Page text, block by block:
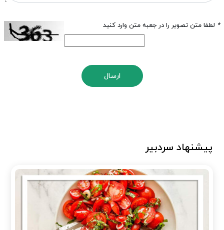
* لطفا متن تصویر را در جعبه متن وارد کنید
ارسال
پیشنهاد سردبیر